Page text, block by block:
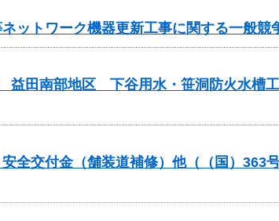
ットワーク機器更新工事に関する一般競
田南部地区 下谷用水・笹洞防火水槽
全交付金（舗装道補修）他（（国）363